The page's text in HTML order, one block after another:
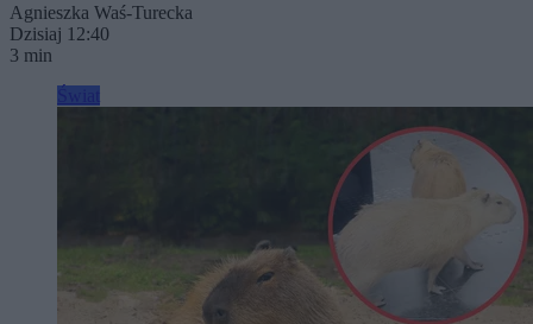
Agnieszka Waś-Turecka
Dzisiaj 12:40
3 min